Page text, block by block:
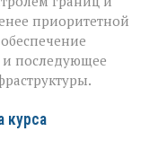
приоритетной
последующее
курса